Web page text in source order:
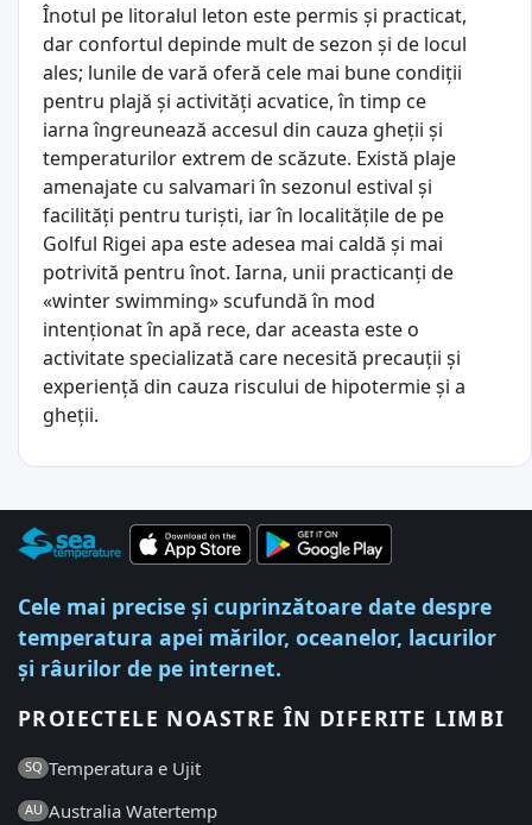
Înotul pe litoralul leton este permis și practicat,
dar confortul depinde mult de sezon și de locul
ales; lunile de vară oferă cele mai bune condiții
pentru plajă și activități acvatice, în timp ce
iarna îngreunează accesul din cauza gheții și
temperaturilor extrem de scăzute. Există plaje
amenajate cu salvamari în sezonul estival și
facilități pentru turiști, iar în localitățile de pe
Golful Rigei apa este adesea mai caldă și mai
potrivită pentru înot. Iarna, unii practicanți de
«winter swimming» scufundă în mod
intenționat în apă rece, dar aceasta este o
activitate specializată care necesită precauții și
experiență din cauza riscului de hipotermie și a
gheții.
Cele mai precise și cuprinzătoare date despre
temperatura apei mărilor, oceanelor, lacurilor
și râurilor de pe internet.
PROIECTELE NOASTRE ÎN DIFERITE LIMBI
SQ Temperatura e Ujit
AU Australia Watertemp